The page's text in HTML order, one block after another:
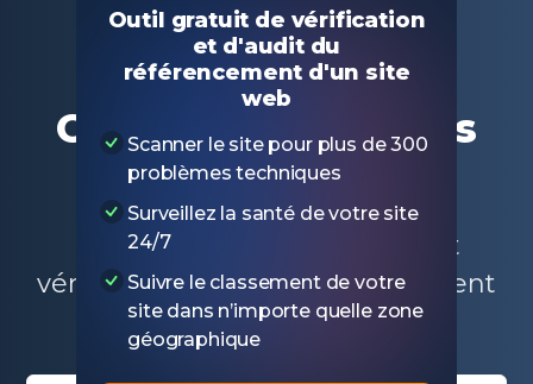
Principal
Outils SEO gratuits
Compteur de pages du site web
Compteur de pages
du site web
Entrez le nom de domaine et
vérifiez combien de pages existent
sur le site.
Outil gratuit de vérification
et d'audit du
référencement d'un site
web
Scanner le site pour plus de 300
problèmes techniques
Surveillez la santé de votre site
24/7
Suivre le classement de votre
site dans n’importe quelle zone
géographique